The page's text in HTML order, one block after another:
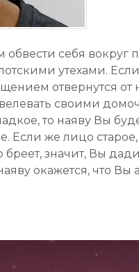
себя
утехами.
отвернутся
своими
то наяву Вы
Если же лицо
значит, Вы
окажется, что Вы